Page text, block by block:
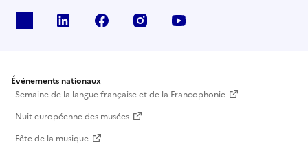
Linkedin Facebook Instagram
Événements nationaux
Semaine de la langue française et de la Francophonie
Nuit européenne des musées
Fête de la musique